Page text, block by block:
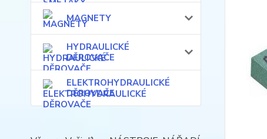
MAGNETY
HYDRAULICKÉ
DĚROVAČE
ELEKTROHYDRAULICKÉ
DĚROVAČE